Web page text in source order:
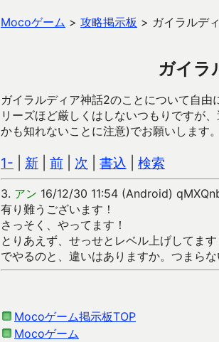
Mocoゲーム > 攻略掲示板 > ガイラルデ
ガイラ
ガイラルディア神話2のことについて自
リーズほど厳しくはしないつもりですが
かも知れないことに注意)でお願いします。
1- 新 前 次 書込 検索
3. アン 16/12/30 11:54 (Android)
有り難うございます！
さっそく、やってます！
とりあえず、せっせとレベル上げしてま
でやるのと、違いはありますか。つまらな
Mocoゲーム掲示板TOP
Mocoゲーム